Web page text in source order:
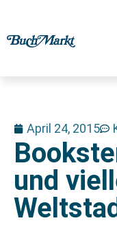
April 24, 2015
und